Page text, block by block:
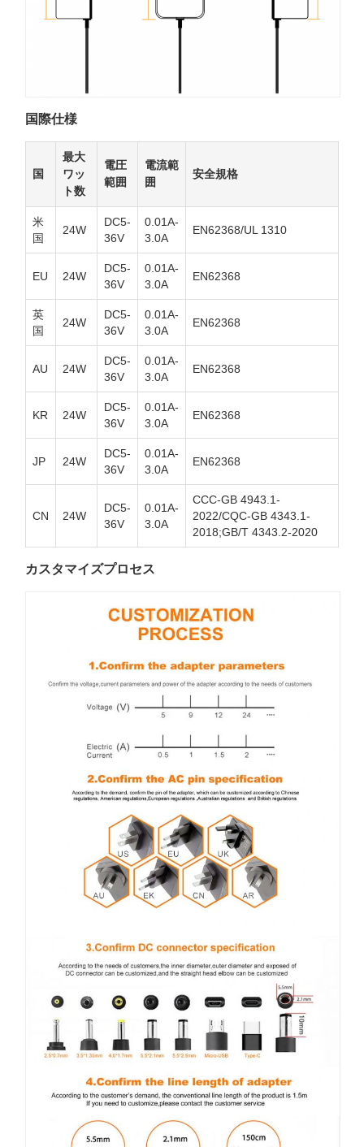
国際仕様
国
最大
ワッ
ト数
電圧
範囲
電流範
囲
安全規格
米
国
24W
DC5-
36V
0.01A-
3.0A
EN62368/UL 1310
EU 24W
DC5-
36V
0.01A-
3.0A
EN62368
英
国
24W
DC5-
36V
0.01A-
3.0A
EN62368
AU 24W
DC5-
36V
0.01A-
3.0A
EN62368
KR 24W
DC5-
36V
0.01A-
3.0A
EN62368
JP 24W
DC5-
36V
0.01A-
3.0A
EN62368
CN 24W
DC5-
36V
0.01A-
3.0A
CCC-GB 4943.1-
2022/CQC-GB 4343.1-
2018;GB/T 4343.2-2020
カスタマイズプロセス